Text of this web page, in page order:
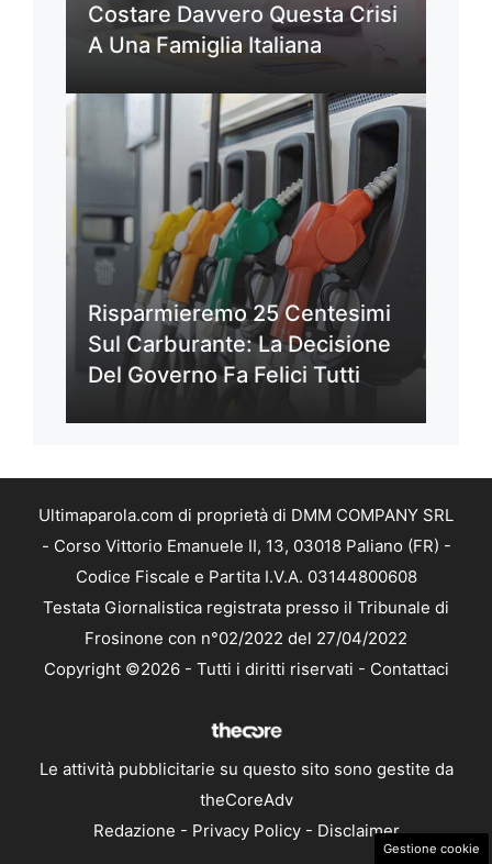
Costare Davvero Questa Crisi
A Una Famiglia Italiana
Risparmieremo 25 Centesimi
Sul Carburante: La Decisione
Del Governo Fa Felici Tutti
Ultimaparola.com di proprietà di DMM COMPANY SRL
- Corso Vittorio Emanuele II, 13, 03018 Paliano (FR) -
Codice Fiscale e Partita I.V.A. 03144800608
Testata Giornalistica registrata presso il Tribunale di
Frosinone con n°02/2022 del 27/04/2022
Copyright ©2026 - Tutti i diritti riservati - Contattaci
Le attività pubblicitarie su questo sito sono gestite da
theCoreAdv
Redazione - Privacy Policy- Disclaimer
Gestione cookie